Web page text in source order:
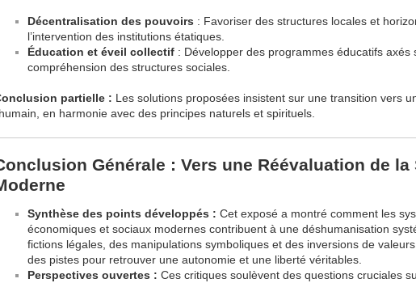
Décentralisation des pouvoirs : Favoriser des structures locales et
l’intervention des institutions étatiques.
Éducation et éveil collectif : Développer des programmes éducatifs axés
compréhension des structures sociales.
partielle : Les solutions proposées insistent sur une transition vers
en harmonie avec des principes naturels et spirituels.
Générale : Vers une Réévaluation de la
Synthèse des points développés : Cet exposé a montré comment les
économiques et sociaux modernes contribuent à une déshumanisation
fictions légales, des manipulations symboliques et des inversions de
des pistes pour retrouver une autonomie et une liberté véritables.
Perspectives ouvertes : Ces critiques soulèvent des questions cruciales